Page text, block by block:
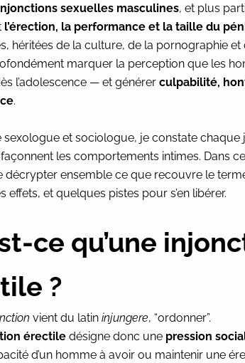
sexuelles masculines, et plus
l’érection, la performance et la taille du
héritées de la culture, de la pornographie
marquer la perception que les
l’adolescence — et générer culpabilité,
.
sexologue et sociologue, je constate chaque
les comportements intimes. Dans
décrypter ensemble ce que recouvre le
effets, et quelques pistes pour s’en libérer.
ce qu’une
?
vient du latin injungere, “ordonner”.
érectile désigne donc une pression
d’un homme à avoir ou maintenir une